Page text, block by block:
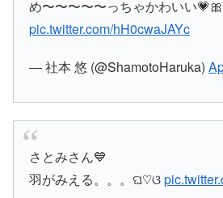
め〜〜〜〜〜っちゃかわいい💗🎀
pic.twitter.com/hH0cwaJAYc
— 社本 悠 (@ShamotoHaruka)
さとみさん💙
羽がみえる。。。ଘ♡ଓ